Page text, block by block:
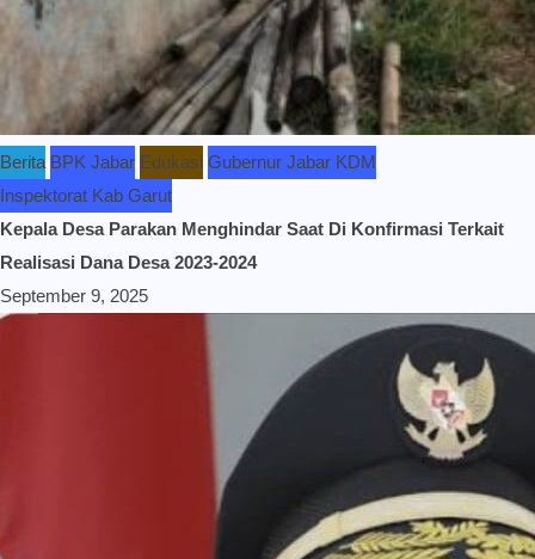
Berita BPK Jabar Edukasi Gubernur Jabar KDM
Inspektorat Kab Garut
Kepala Desa Parakan Menghindar Saat Di Konfirmasi Terkait
Realisasi Dana Desa 2023-2024
September 9, 2025